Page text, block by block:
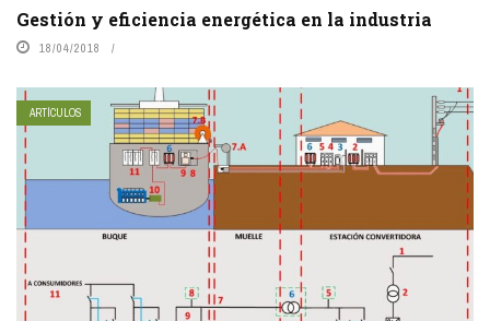
Gestión y eficiencia energética en la industria
18/04/2018
ARTÍCULOS